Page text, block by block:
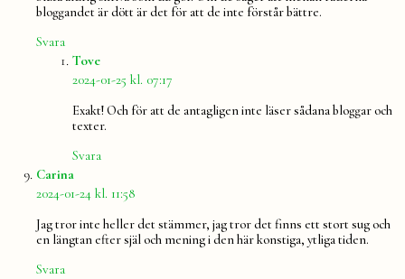
bloggandet är dött är det för att de inte förstår bättre.
Svara
Tovesäger:
2024-01-25 kl. 07:17
Exakt! Och för att de antagligen inte läser sådana bloggar och
texter.
Svara
Carina
2024-01-24 kl. 11:58
Jag tror inte heller det stämmer, jag tror det finns ett stort sug och
en längtan efter själ och mening i den här konstiga, ytliga tiden.
Svara